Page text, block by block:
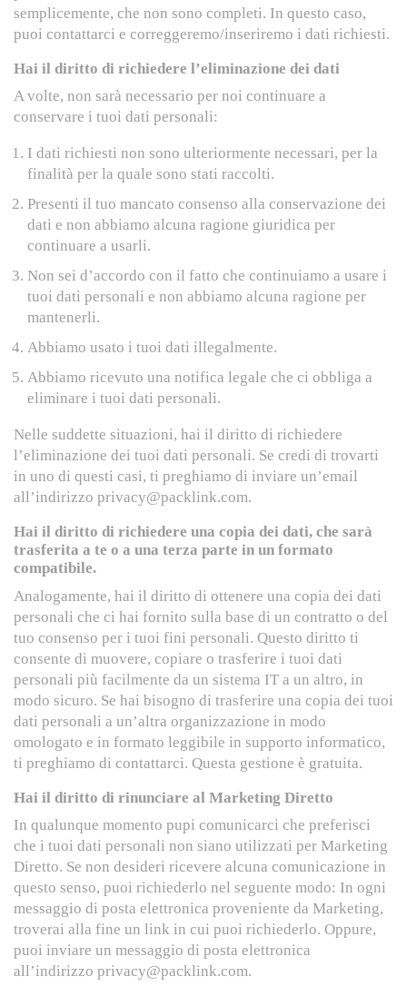
semplicemente, che non sono completi. In questo caso,
puoi contattarci e correggeremo/inseriremo i dati richiesti.
Hai il diritto di richiedere l’eliminazione dei dati
A volte, non sarà necessario per noi continuare a
conservare i tuoi dati personali:
I dati richiesti non sono ulteriormente necessari, per la
finalità per la quale sono stati raccolti.
Presenti il tuo mancato consenso alla conservazione dei
dati e non abbiamo alcuna ragione giuridica per
continuare a usarli.
Non sei d’accordo con il fatto che continuiamo a usare i
tuoi dati personali e non abbiamo alcuna ragione per
mantenerli.
Abbiamo usato i tuoi dati illegalmente.
Abbiamo ricevuto una notifica legale che ci obbliga a
eliminare i tuoi dati personali.
Nelle suddette situazioni, hai il diritto di richiedere
l’eliminazione dei tuoi dati personali. Se credi di trovarti
in uno di questi casi, ti preghiamo di inviare un’email
all’indirizzo privacy@packlink.com.
Hai il diritto di richiedere una copia dei dati, che sarà
trasferita a te o a una terza parte in un formato
compatibile.
Analogamente, hai il diritto di ottenere una copia dei dati
personali che ci hai fornito sulla base di un contratto o del
tuo consenso per i tuoi fini personali. Questo diritto ti
consente di muovere, copiare o trasferire i tuoi dati
personali più facilmente da un sistema IT a un altro, in
modo sicuro. Se hai bisogno di trasferire una copia dei tuoi
dati personali a un’altra organizzazione in modo
omologato e in formato leggibile in supporto informatico,
ti preghiamo di contattarci. Questa gestione è gratuita.
Hai il diritto di rinunciare al Marketing Diretto
In qualunque momento pupi comunicarci che preferisci
che i tuoi dati personali non siano utilizzati per Marketing
Diretto. Se non desideri ricevere alcuna comunicazione in
questo senso, puoi richiederlo nel seguente modo: In ogni
messaggio di posta elettronica proveniente da Marketing,
troverai alla fine un link in cui puoi richiederlo. Oppure,
puoi inviare un messaggio di posta elettronica
all’indirizzo privacy@packlink.com.